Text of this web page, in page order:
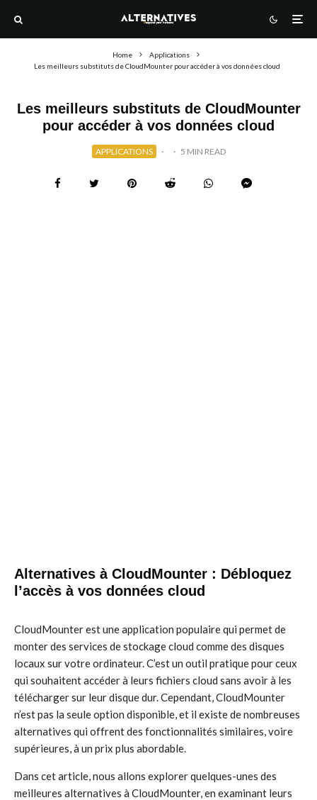
Home
Applications
Les meilleurs substituts de CloudMounter pour accéder à vos données cloud
Les meilleurs substituts de CloudMounter
pour accéder à vos données cloud
APPLICATIONS · · 5 MIN READ
Alternatives à CloudMounter : Débloquez
l’accès à vos données cloud
CloudMounter est une application populaire qui permet de
monter des services de stockage cloud comme des disques
locaux sur votre ordinateur. C’est un outil pratique pour ceux
qui souhaitent accéder à leurs fichiers cloud sans avoir à les
télécharger sur leur disque dur. Cependant, CloudMounter
n’est pas la seule option disponible, et il existe de nombreuses
alternatives qui offrent des fonctionnalités similaires, voire
supérieures, à un prix plus abordable.
Dans cet article, nous allons explorer quelques-unes des
meilleures alternatives à CloudMounter, en examinant leurs